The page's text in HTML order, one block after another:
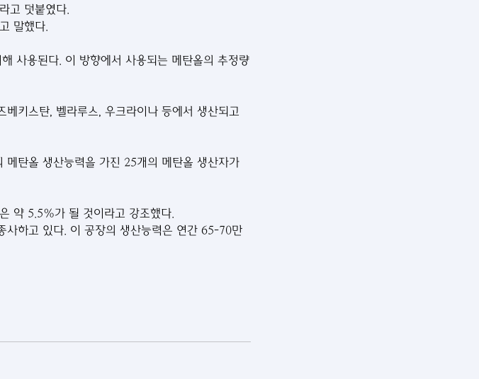
고 덧붙였다.
말했다.
사용된다. 이 방향에서 사용되는 메탄올의 추정량
베키스탄, 벨라루스, 우크라이나 등에서 생산되고
메탄올 생산능력을 가진 25개의 메탄올 생산자가
약 5.5%가 될 것이라고 강조했다.
사하고 있다. 이 공장의 생산능력은 연간 65-70만